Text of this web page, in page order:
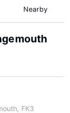
Nearby
FK3